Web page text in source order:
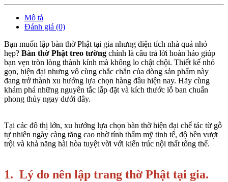
Mô tả
Đánh giá (0)
Bạn muốn lập bàn thờ Phật tại gia nhưng diện tích nhà quá nhỏ
hẹp? Bàn thờ Phật treo tường chính là câu trả lời hoàn hảo giúp
bạn vẹn tròn lòng thành kính mà không lo chật chội. Thiết kế nhỏ
gọn, hiện đại nhưng vô cùng chắc chắn của dòng sản phẩm này
đang trở thành xu hướng lựa chọn hàng đầu hiện nay. Hãy cùng
khám phá những nguyên tắc lắp đặt và kích thước lỗ ban chuẩn
phong thủy ngay dưới đây.
Tại các đô thị lớn, xu hướng lựa chọn bàn thờ hiện đại chế tác từ gỗ
tự nhiên ngày càng tăng cao nhờ tính thẩm mỹ tinh tế, độ bền vượt
trội và khả năng hài hòa tuyệt vời với kiến trúc nội thất tổng thể.
1. Lý do nên lập trang thờ Phật tại gia.